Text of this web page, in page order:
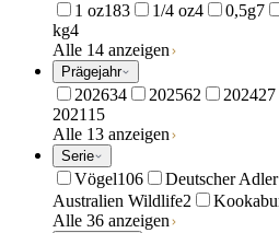
1 oz183 1/4 oz4 0,5g7
kg4
Alle 14 anzeigen
Prägejahr
202634 202562 202427
2021 15
Alle 13 anzeigen
Serie
Vögel106 Deutscher Adler
Australien Wildlife2
Alle 36 anzeigen